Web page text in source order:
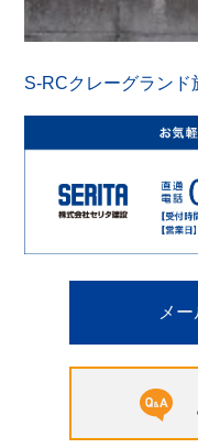
S-RCクレーグラン
メ